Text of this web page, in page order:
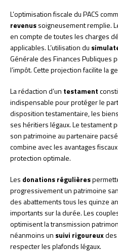
L’optimisation fiscale du PACS
revenussoigneusement remplie.
en compte de toutes les charges
applicables. L’utilisation du
Générale des Finances Publiques
l’impôt. Cette projection facilite la
La rédaction d’un testament
indispensable pour protéger le
disposition testamentaire, les
ses héritiers légaux. Le testament
son patrimoine au partenaire
combine avec les avantages
protection optimale.
Les donations régulières
progressivement un patrimoine
des abattements tous les quinze
importants sur la durée. Les
optimisent la transmission
néanmoins un suivi rigoureux
respecter les plafonds légaux.